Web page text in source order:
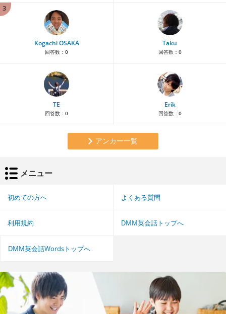
3
Kogachi OSAKA
回答数： 0
Taku
回答数： 0
TE
回答数： 0
Erik
回答数： 0
アンカー一覧
メニュー
初めての方へ よくある質問
利用規約 DMM英会話トップへ
DMM英会話Wordsトップへ